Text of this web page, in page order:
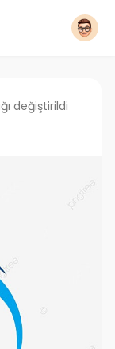
değiştirildi